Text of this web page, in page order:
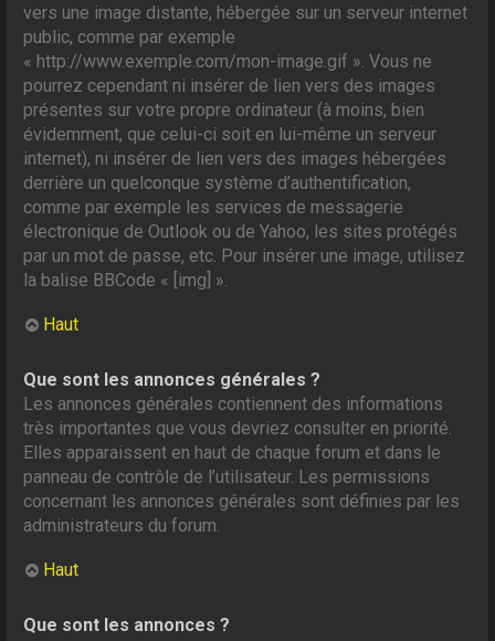
vers une image distante, hébergée sur un serveur internet
public, comme par exemple
« http://www.exemple.com/mon-image.gif ». Vous ne
pourrez cependant ni insérer de lien vers des images
présentes sur votre propre ordinateur (à moins, bien
évidemment, que celui-ci soit en lui-même un serveur
internet), ni insérer de lien vers des images hébergées
derrière un quelconque système d’authentification,
comme par exemple les services de messagerie
électronique de Outlook ou de Yahoo, les sites protégés
par un mot de passe, etc. Pour insérer une image, utilisez
la balise BBCode « [img] ».
Haut
Que sont les annonces générales ?
Les annonces générales contiennent des informations
très importantes que vous devriez consulter en priorité.
Elles apparaissent en haut de chaque forum et dans le
panneau de contrôle de l’utilisateur. Les permissions
concernant les annonces générales sont définies par les
administrateurs du forum.
Haut
Que sont les annonces ?